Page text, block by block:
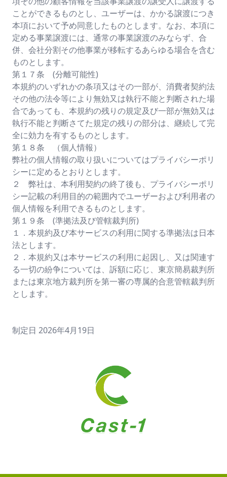
ことができるものとし、ユーザーは、かかる譲渡につき
本項において予め同意したものとします。なお、本項に
定める事業譲渡には、通常の事業譲渡のみならず、合
併、会社分割その他事業が移転するあらゆる場合を含む
ものとします。
第１７条 (分離可能性)
本規約のいずれかの条項又はその一部が、消費者契約法
その他の法令等により無効又は執行不能と判断された場
合であっても、本規約の残りの規定及び一部が無効又は
執行不能と判断さてた規定の残りの部分は、継続して完
全に効力を有するものとします。
第１８条 （個人情報）
弊社の個人情報の取り扱いについてはプライバシーポリ
シーに定めるとおりとします。
２ 弊社は、本利用契約の終了後も、プライバシーポリ
シー記載の利用目的の範囲内でユーザーおよび利用者の
個人情報を利用できるものとします。
第１９条 (準拠法及び管轄裁判所)
１．本規約及び本サービスの利用に関する準拠法は日本
法とします。
２．本規約又は本サービスの利用に起因し、又は関連す
る一切の紛争については、訴額に応じ、東京簡易裁判所
または東京地方裁判所を第一審の専属的合意管轄裁判所
とします。
制定日 2026年4月19日